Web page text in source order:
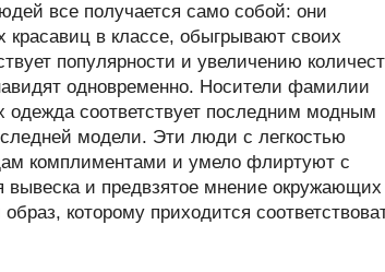
все получается само собой: они
в классе, обыгрывают своих
популярности и увеличению
одновременно. Носители фамилии
соответствует последним модным
модели. Эти люди с легкостью
комплиментами и умело флиртуют с
и предвзятое мнение окружающих
которому приходится